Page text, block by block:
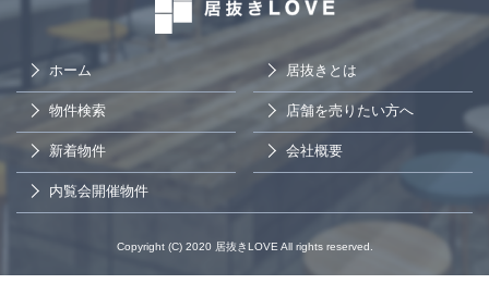
ホーム 居抜きとは
物件検索 店舗を売りたい方へ
新着物件 会社概要
内覧会開催物件
Copyright (C) 2020 居抜きLOVE All rights reserved.